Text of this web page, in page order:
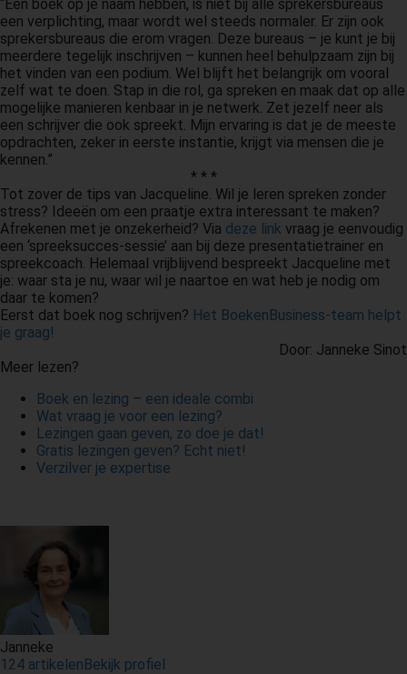
“Een boek op je naam hebben, is niet bij alle sprekersbureaus
een verplichting, maar wordt wel steeds normaler. Er zijn ook
sprekersbureaus die erom vragen. Deze bureaus – je kunt je bij
meerdere tegelijk inschrijven – kunnen heel behulpzaam zijn bij
het vinden van een podium. Wel blijft het belangrijk om vooral
zelf wat te doen. Stap in die rol, ga spreken en maak dat op alle
mogelijke manieren kenbaar in je netwerk. Zet jezelf neer als
een schrijver die ook spreekt. Mijn ervaring is dat je de meeste
opdrachten, zeker in eerste instantie, krijgt via mensen die je
kennen.”
* * *
Tot zover de tips van Jacqueline. Wil je leren spreken zonder
stress? Ideeën om een praatje extra interessant te maken?
Afrekenen met je onzekerheid? Via deze link vraag je eenvoudig
een ‘spreeksucces-sessie’ aan bij deze presentatietrainer en
spreekcoach. Helemaal vrijblijvend bespreekt Jacqueline met
je: waar sta je nu, waar wil je naartoe en wat heb je nodig om
daar te komen?
Eerst dat boek nog schrijven? Het BoekenBusiness-team helpt
je graag!
Door: Janneke Sinot
Meer lezen?
Boek en lezing – een ideale combi
Wat vraag je voor een lezing?
Lezingen gaan geven, zo doe je dat!
Gratis lezingen geven? Echt niet!
Verzilver je expertise
Janneke
124 artikelenBekijk profiel